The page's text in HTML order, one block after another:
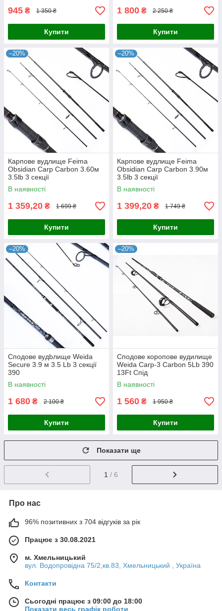
945 ₴ 1 350 ₴
Купити
1 800 ₴ 2 250 ₴
Купити
–20%
Карпове вудлище Feima
Obsidian Carp Carbon 3.60м
3.5lb 3 секції
В наявності
1 359,20 ₴ 1 699 ₴
Купити
–20%
Карпове вудлище Feima
Obsidian Carp Carbon 3.90м
3.5lb 3 секції
В наявності
1 399,20 ₴ 1 749 ₴
Купити
–20%
Сподове вудbлище Weida
Secure 3.9 м 3.5 Lb 3 секції
390
В наявності
1 680 ₴ 2 100 ₴
Купити
–20%
Сподове коропове вудилище
Weida Carp-3 Carbon 5Lb 390
13Ft Спід
В наявності
1 560 ₴ 1 950 ₴
Купити
Показати ще
1 / 6
Про нас
96% позитивних з 704 відгуків за рік
Працює з 30.08.2021
м. Хмельницький
вул. Водопровідна 75/2,кв.83, Хмельницький , Україна
Контакти
Сьогодні працює з 09:00 до 18:00
Показати весь графік роботи